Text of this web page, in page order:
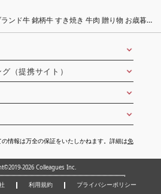
ンド牛 銘柄牛 すき焼き 牛肉 贈り物 お歳暮
（提携サイト）
情報は万全の保証をいたしかねます。詳細は免
2026 Colleagues Inc.
利用規約 プライバシーポリシー